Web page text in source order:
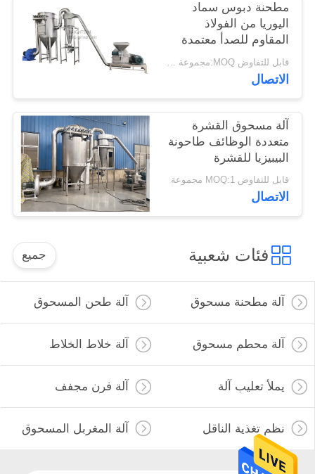
مطحنة دبوس سماد
اليوريا من الفولاذ
المقاوم للصدأ معتمدة
من CE
قابل للتفاوض MOQ:مجموعة واحدة
الاتصال
آلة مسحوق القشرة
متعددة الوظائف طاحونة
البيبيزيا للقشرة
قابل للتفاوض MOQ:1 مجموعة
الاتصال
فئات شعبية جميع
آلة مطحنة مسحوق آلة طحن المسحوق
آلة محطم مسحوق آلة خلاط الخلاط
يملأ تعليب آلة آلة فرن مجفف
نظم تغذية الناقل آلة المغربل المسحوق